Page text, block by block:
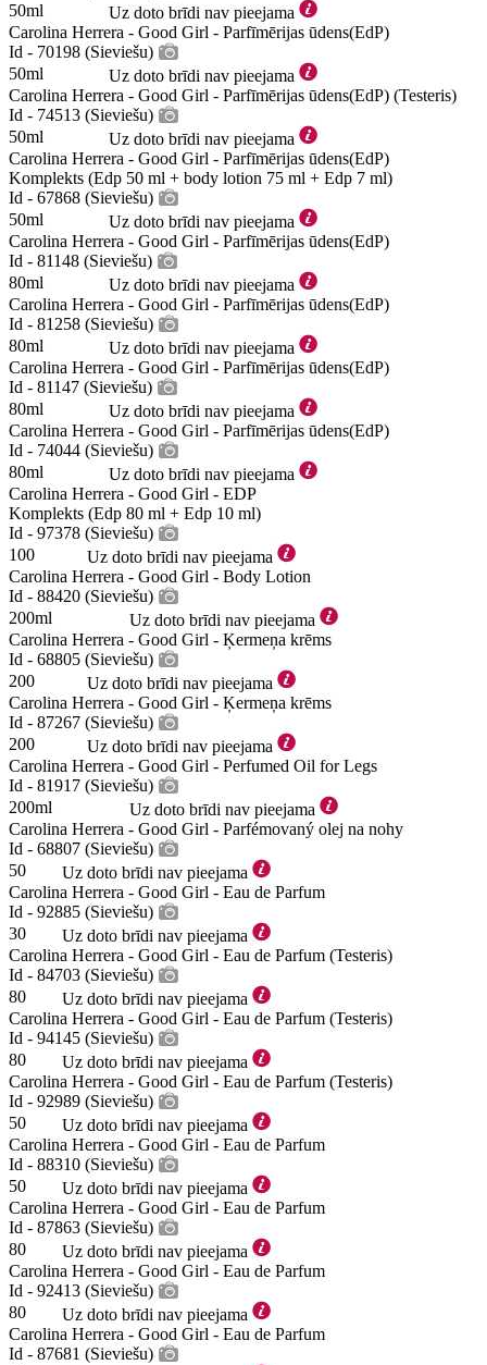
50ml
Uz doto brīdi nav pieejama
Carolina Herrera - Good Girl - Parfīmērijas ūdens(EdP)
Id - 70198 (Sieviešu)
50ml
Uz doto brīdi nav pieejama
Carolina Herrera - Good Girl - Parfīmērijas ūdens(EdP) (Testeris)
Id - 74513 (Sieviešu)
50ml
Uz doto brīdi nav pieejama
Carolina Herrera - Good Girl - Parfīmērijas ūdens(EdP)
Komplekts (Edp 50 ml + body lotion 75 ml + Edp 7 ml)
Id - 67868 (Sieviešu)
50ml
Uz doto brīdi nav pieejama
Carolina Herrera - Good Girl - Parfīmērijas ūdens(EdP)
Id - 81148 (Sieviešu)
80ml
Uz doto brīdi nav pieejama
Carolina Herrera - Good Girl - Parfīmērijas ūdens(EdP)
Id - 81258 (Sieviešu)
80ml
Uz doto brīdi nav pieejama
Carolina Herrera - Good Girl - Parfīmērijas ūdens(EdP)
Id - 81147 (Sieviešu)
80ml
Uz doto brīdi nav pieejama
Carolina Herrera - Good Girl - Parfīmērijas ūdens(EdP)
Id - 74044 (Sieviešu)
80ml
Uz doto brīdi nav pieejama
Carolina Herrera - Good Girl - EDP
Komplekts (Edp 80 ml + Edp 10 ml)
Id - 97378 (Sieviešu)
100
Uz doto brīdi nav pieejama
Carolina Herrera - Good Girl - Body Lotion
Id - 88420 (Sieviešu)
200ml
Uz doto brīdi nav pieejama
Carolina Herrera - Good Girl - Ķermeņa krēms
Id - 68805 (Sieviešu)
200
Uz doto brīdi nav pieejama
Carolina Herrera - Good Girl - Ķermeņa krēms
Id - 87267 (Sieviešu)
200
Uz doto brīdi nav pieejama
Carolina Herrera - Good Girl - Perfumed Oil for Legs
Id - 81917 (Sieviešu)
200ml
Uz doto brīdi nav pieejama
Carolina Herrera - Good Girl - Parfémovaný olej na nohy
Id - 68807 (Sieviešu)
50
Uz doto brīdi nav pieejama
Carolina Herrera - Good Girl - Eau de Parfum
Id - 92885 (Sieviešu)
30
Uz doto brīdi nav pieejama
Carolina Herrera - Good Girl - Eau de Parfum (Testeris)
Id - 84703 (Sieviešu)
80
Uz doto brīdi nav pieejama
Carolina Herrera - Good Girl - Eau de Parfum (Testeris)
Id - 94145 (Sieviešu)
80
Uz doto brīdi nav pieejama
Carolina Herrera - Good Girl - Eau de Parfum (Testeris)
Id - 92989 (Sieviešu)
50
Uz doto brīdi nav pieejama
Carolina Herrera - Good Girl - Eau de Parfum
Id - 88310 (Sieviešu)
50
Uz doto brīdi nav pieejama
Carolina Herrera - Good Girl - Eau de Parfum
Id - 87863 (Sieviešu)
80
Uz doto brīdi nav pieejama
Carolina Herrera - Good Girl - Eau de Parfum
Id - 92413 (Sieviešu)
80
Uz doto brīdi nav pieejama
Carolina Herrera - Good Girl - Eau de Parfum
Id - 87681 (Sieviešu)